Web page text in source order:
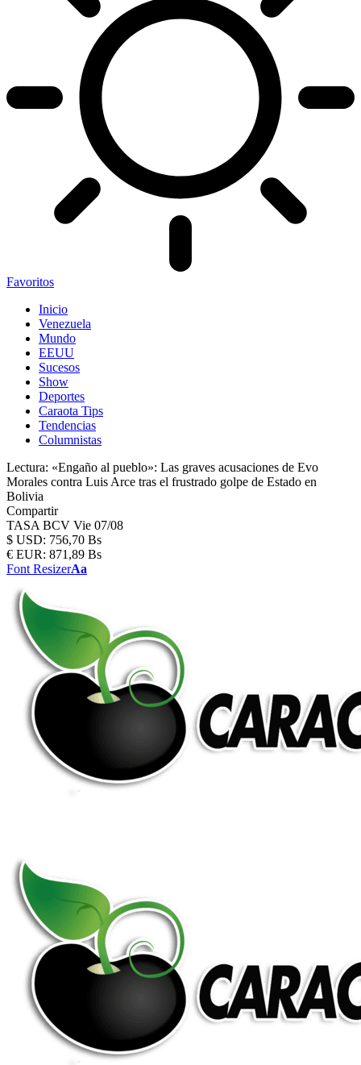
Favoritos
Inicio
Venezuela
Mundo
EEUU
Sucesos
Show
Deportes
Caraota Tips
Tendencias
Columnistas
Lectura: «Engaño al pueblo»: Las graves acusaciones de Evo
Morales contra Luis Arce tras el frustrado golpe de Estado en
Bolivia
Compartir
TASA BCV Vie 07/08
$ USD: 756,70 Bs
€ EUR: 871,89 Bs
Font ResizerAa